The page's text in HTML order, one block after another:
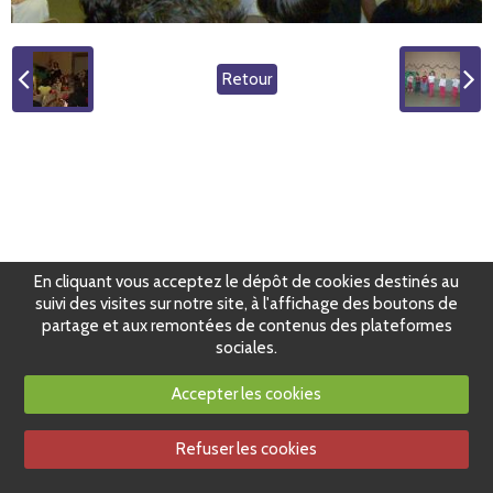
Retour
En cliquant vous acceptez le dépôt de cookies destinés au
suivi des visites sur notre site, à l'affichage des boutons de
partage et aux remontées de contenus des plateformes
sociales.
Accepter les cookies
Refuser les cookies